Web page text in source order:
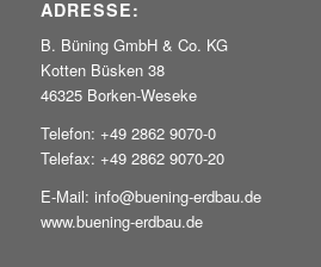
ADRESSE:
B. Büning GmbH & Co. KG
Kotten Büsken 38
46325 Borken-Weseke
Telefon: +49 2862 9070-0
Telefax: +49 2862 9070-20
E-Mail: info@buening-erdbau.de
www.buening-erdbau.de